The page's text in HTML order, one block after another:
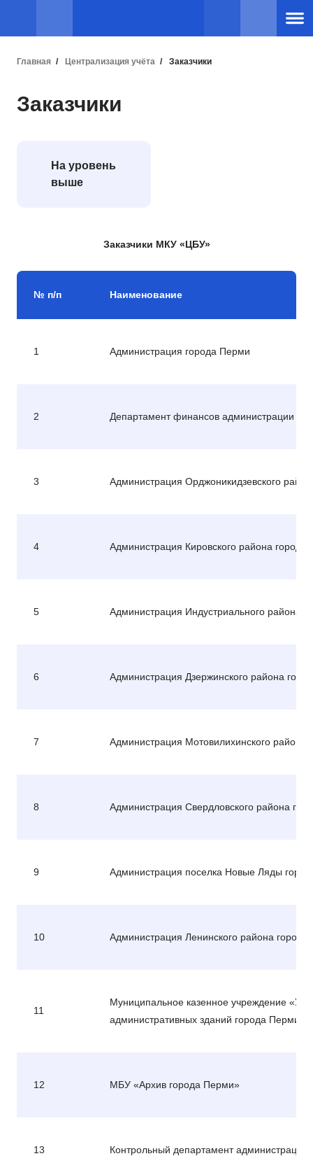
Главная Централизация учёта Заказчики
Заказчики
На уровень
выше
Заказчики МКУ «ЦБУ»
№ п/п Наименование
1 Администрация города Перми
2 Департамент финансов администрации
3 Администрация Орджоникидзевского
4 Администрация Кировского района города
5 Администрация Индустриального района
6 Администрация Дзержинского района
7 Администрация Мотовилихинского района
8 Администрация Свердловского района
9 Администрация поселка Новые Ляды
10 Администрация Ленинского района
11
Муниципальное казенное учреждение
административных зданий города Перми»
12 МБУ «Архив города Перми»
13 Контрольный департамент администрации